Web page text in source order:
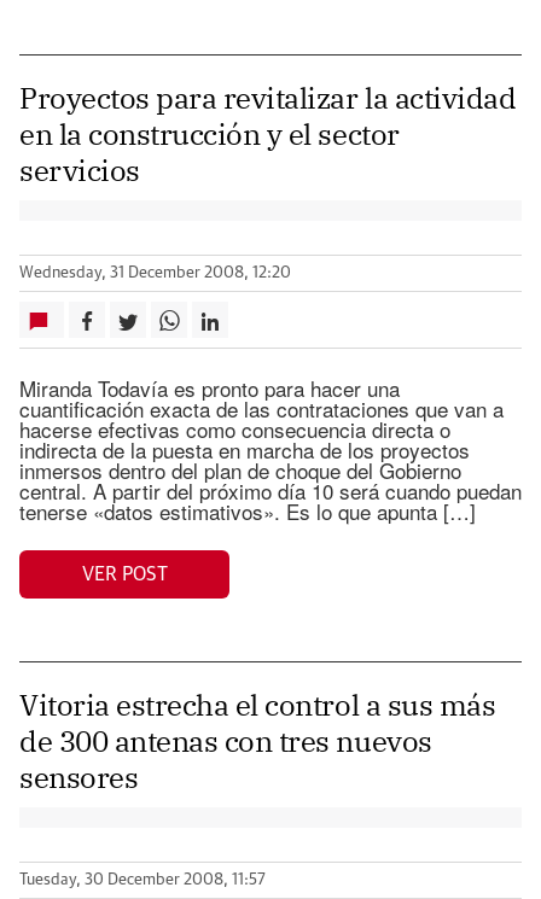
Proyectos para revitalizar la actividad
en la construcción y el sector
servicios
Wednesday, 31 December 2008, 12:20
Miranda Todavía es pronto para hacer una
cuantificación exacta de las contrataciones que van a
hacerse efectivas como consecuencia directa o
indirecta de la puesta en marcha de los proyectos
inmersos dentro del plan de choque del Gobierno
central. A partir del próximo día 10 será cuando puedan
tenerse «datos estimativos». Es lo que apunta […]
VER POST
Vitoria estrecha el control a sus más
de 300 antenas con tres nuevos
sensores
Tuesday, 30 December 2008, 11:57